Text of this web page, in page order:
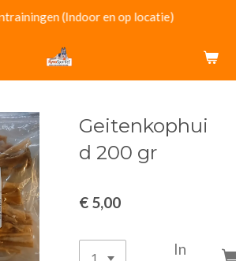
(Indoor en op locatie)
Geitenkophui
d 200 gr
€ 5,00
In